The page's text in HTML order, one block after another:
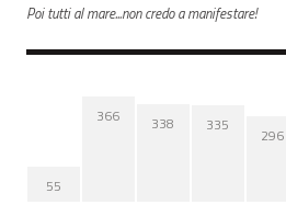
Poi tutti al mare...non credo a manifestare!
55
366 338 335
296